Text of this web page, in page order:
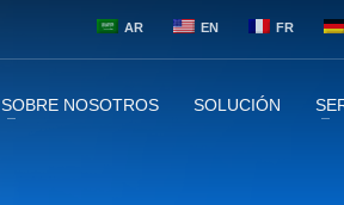
AR EN FR
SOBRE NOSOTROS SOLUCIÓN